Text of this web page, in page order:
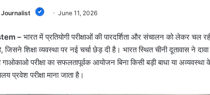
June 11, 2026
– भारत में प्रतियोगी परीक्षाओं की पारदर्शिता और संचालन को लेकर
शिक्षा व्यवस्था पर नई चर्चा छेड़ दी है। भारत स्थित चीनी दूतावास ने
गाओकाओ परीक्षा का सफलतापूर्वक आयोजन बिना किसी बड़ी बाधा या
प्रवेश परीक्षा माना जाता है।